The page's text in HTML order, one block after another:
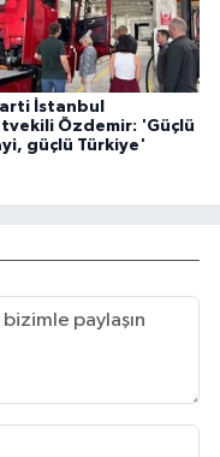
İstanbul
Özdemir: 'Güçlü
güçlü Türkiye'